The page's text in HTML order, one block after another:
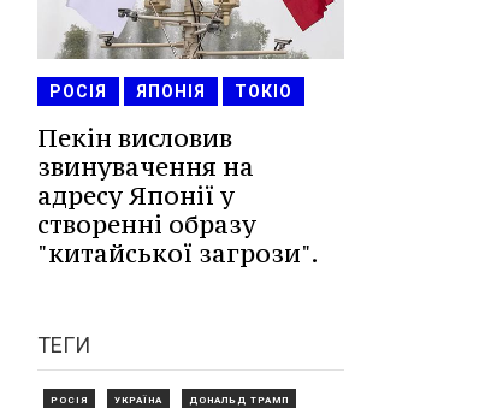
РОСІЯ ЯПОНІЯ ТОКІО
Пекін висловив
звинувачення на
адресу Японії у
створенні образу
"китайської загрози".
ТЕГИ
РОСІЯ УКРАЇНА ДОНАЛЬД ТРАМП